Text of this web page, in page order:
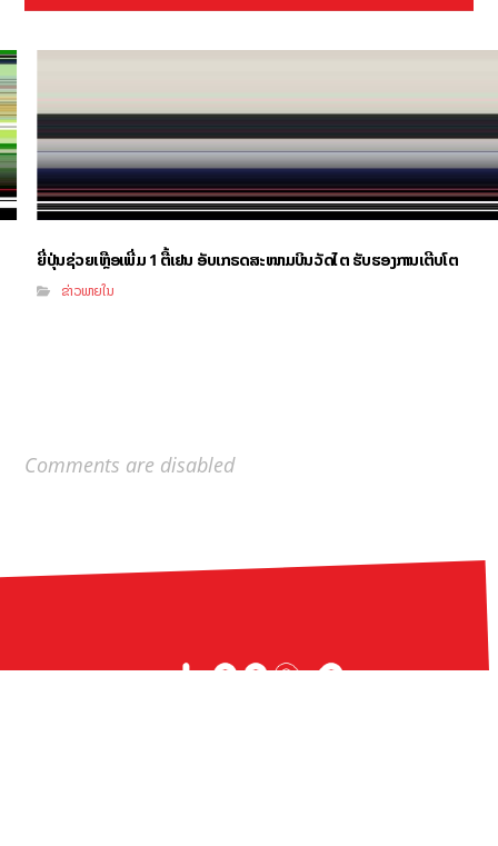
ຍີ່ປຸ່ນຊ່ວຍເຫຼືອເພີ່ມ 1 ຕື້ເຢນ ອັບເກຣດສະໜາມບິນວັດໄຕ ຮັບຮອງການເຕີບໂຕ
ຂ່າວພາຍໃນ
Comments are disabled